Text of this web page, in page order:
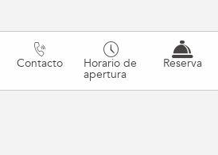
Contacto Horario de
apertura
Reserva